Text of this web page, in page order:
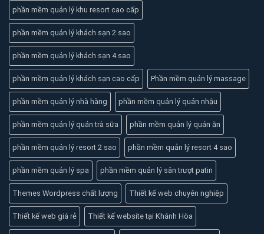
phần mềm quản lý khu resort cao cấp
phần mềm quản lý khách sạn 2 sao
phần mềm quản lý khách sạn 4 sao
phần mềm quản lý khách sạn cao cấp Phần mềm quản lý massage
phần mềm quản lý nhà hàng phần mềm quản lý quán nhậu
phần mềm quản lý quán trà sữa phần mềm quản lý quán ăn
phần mềm quản lý resort 2 sao phần mềm quản lý resort 4 sao
phần mềm quản lý spa phần mềm quản lý sân trượt patin
Themes Wordpress chất lượng Thiết kế web chuyên nghiệp
Thiết kế web giá rẻ Thiết kế website tại Khánh Hòa